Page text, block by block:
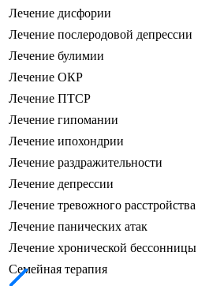
Лечение дисфории
Лечение послеродовой депрессии
Лечение булимии
Лечение ОКР
Лечение ПТСР
Лечение гипомании
Лечение ипохондрии
Лечение раздражительности
Лечение депрессии
Лечение тревожного расстройства
Лечение панических атак
Лечение хронической бессонницы
Семейная терапия